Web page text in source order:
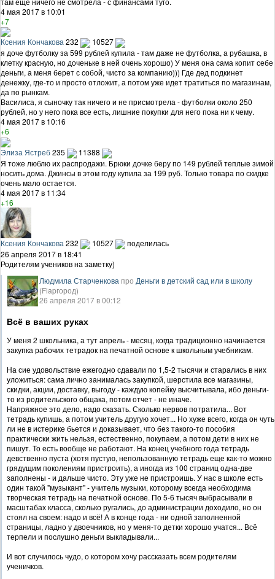
4 мая 2017 в 10:01
+7
Ксения Кончакова232
10527
я доче футболку за 599 рублей купила - там даже не футболка, а рубашка, в
клетку красную, но доченьке в ней очень хорошо) У меня она сама копит себе
деньги, а меня берет с собой, чисто за компанию))) Где дед подкинет
денежку, где-то и просто отложит, а потом уже идет тратиться по магазинам,
да по рынкам.
Василиса, я сыночку так ничего и не присмотрела - футболки около 250
рублей, но у него пока все есть, лишние покупки для него пока ни к чему.
4 мая 2017 в 10:16
+6
Элиза Ястреб235
11388
Я тоже люблю их распродажи. Брюки дочке беру по 149 рублей теплые зимой
носить дома. Джинсы в этом году купила за 199 руб. Только товара по скидке
очень мало остается.
4 мая 2017 в 11:34
+16
Ксения Кончакова 232 10527
поделилась
26 апреля 2017 в 18:41
Родителям учеников на заметку)
Людмила Старченкова про Деньги в детский сад или в школу
(Flapгород)
26 апреля 2017 в 00:12
Всё в ваших руках
У меня 2 школьника, а тут апрель - месяц, когда традиционно начинается
закупка рабочих тетрадок на печатной основе к школьным учебникам.
На сие удовольствие ежегодно сдавали по 1,5-2 тысячи и старались в них
уложиться: сама лично занималась закупкой, шерстила все магазины,
скидки, акции, доставку, выгоду - каждую копейку высчитывала, ибо деньги-
то из родительского общака, потом отчет - не иначе.
Напряжное это дело, надо сказать. Сколько нервов потратила... Вот
тетрадь купишь, а потом учитель другую хочет... Но хуже всего, когда он чуть
ли не в истерике бьется и доказывает, что без такого-то пособия
практически жить нельзя, естественно, покупаем, а потом дети в них не
пишут. То есть вообще не работают. На конец учебного года тетрадь
девственно пуста (хотя пустую, непользованную тетрадь еще как-то можно
грядущим поколениям пристроить), а иногда из 100 страниц одна-две
заполнены - и дальше чисто. Эту уже не пристроишь. У нас в школе есть
один такой "музыкант" - учитель музыки, которому всегда необходима
творческая тетрадь на печатной основе. По 5-6 тысяч выбрасывали в
масштабах класса, сколько ругались, до администрации доходило, но он
стоял на своем: надо и всё! А в конце года - ни одной заполненной
страницы, ладно у двоечников, но у меня-то детки хорошо учатся... Всё
терпели и послушно деньги выкладывали...
И вот случилось чудо, о котором хочу рассказать всем родителям
ученичков.